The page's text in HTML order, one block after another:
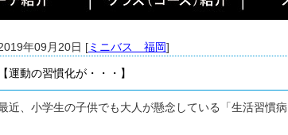
年09月20日 [ミニバス 福岡]
【運動の習慣化が・・・】
近、小学生の子供でも大人が懸念している「生活習慣